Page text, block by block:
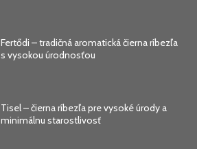
Fertődi – tradičná aromatická čierna ríbezľa
s vysokou úrodnosťou
Tisel – čierna ríbezľa pre vysoké úrody a
minimálnu starostlivosť